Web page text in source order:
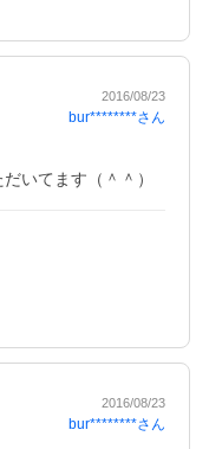
2016/08/23
bur********さん
いてます（＾＾）
2016/08/23
bur********さん